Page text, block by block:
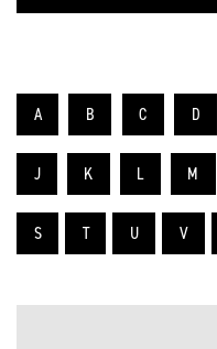
A B C D
J K L M
S T U V